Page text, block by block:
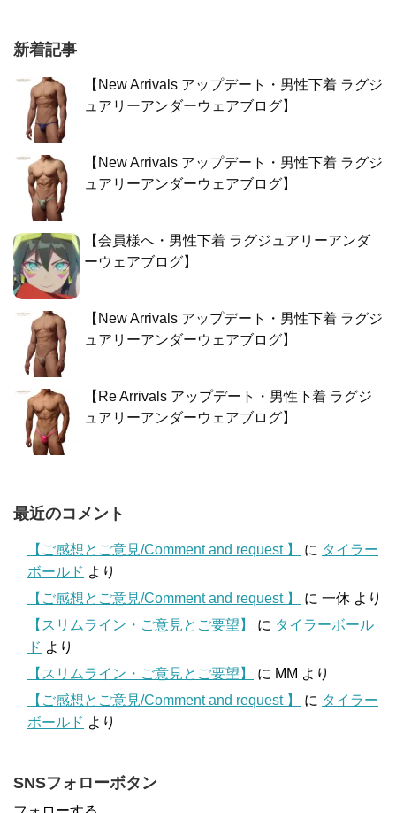
新着記事
【New Arrivals アップデート・男性下着 ラグジ
ュアリーアンダーウェアブログ】
【New Arrivals アップデート・男性下着 ラグジ
ュアリーアンダーウェアブログ】
【会員様へ・男性下着 ラグジュアリーアンダ
ーウェアブログ】
【New Arrivals アップデート・男性下着 ラグジ
ュアリーアンダーウェアブログ】
【Re Arrivals アップデート・男性下着 ラグジ
ュアリーアンダーウェアブログ】
最近のコメント
【ご感想とご意見/Comment and request 】 に タイラー
ボールド より
【ご感想とご意見/Comment and request 】
に 一休 より
【スリムライン・ご意見とご要望】
に タイラーボール
ド より
【スリムライン・ご意見とご要望】
に MM より
【ご感想とご意見/Comment and request 】
に タイラー
ボールド より
SNSフォローボタン